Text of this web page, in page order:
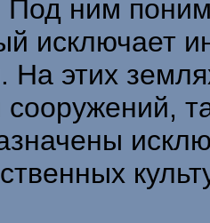
Под ним
исключает
На этих
сооружений,